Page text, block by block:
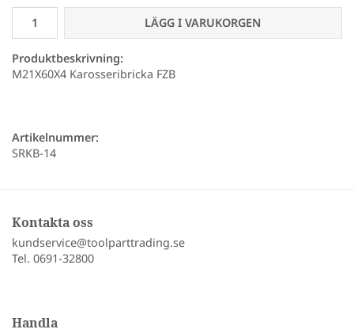
LÄGG I VARUKORGEN
Produktbeskrivning:
M21X60X4 Karosseribricka FZB
Artikelnummer:
SRKB-14
Kontakta oss
kundservice@toolparttrading.se
Tel. 0691-32800
Handla